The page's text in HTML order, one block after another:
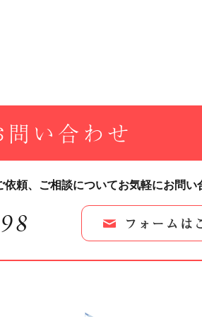
問い合わせ
頼、 ご相談についてお気軽にお問い
フォームは